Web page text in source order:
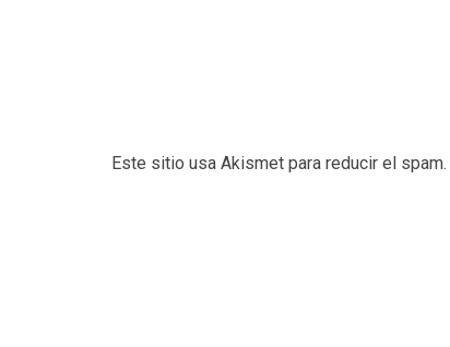
Este sitio usa Akismet para reducir el spam.